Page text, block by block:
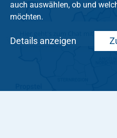
auch auswählen, ob und
möchten.
Details anzeigen
Hier geht's zum Chat mit dem